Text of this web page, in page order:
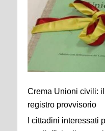
Crema Unioni civili:
registro provvisorio
I cittadini interessati